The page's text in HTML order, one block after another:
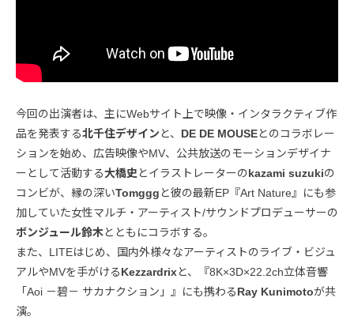
今回の出演者は、主にWebサイト上で映像・インタラクティブ作
品を発表する北千住デザイン と、 DE DE MOUSEとのコラボレー
ションを始め、広告映像やMV、公共放送のモーションデザイナ
ーとして活動する大橋史とイラストレーターのkazami suzukiの
コンビが、縁の深いTomggg と彼の最新EP『Art Nature』にも参
加していた女性マルチ・アーティスト/サウンドプロデューサーの
ボンジュール鈴木とともにコラボする。
また、LITEはじめ、国内外様々なアーティストのライブ・ビジュ
アルやMVを手がけるKezzardrixと、『8K×3D×22.2ch立体音響
「Aoi －碧－ サカナクション」』にも携わるRay Kunimotoが共
演。